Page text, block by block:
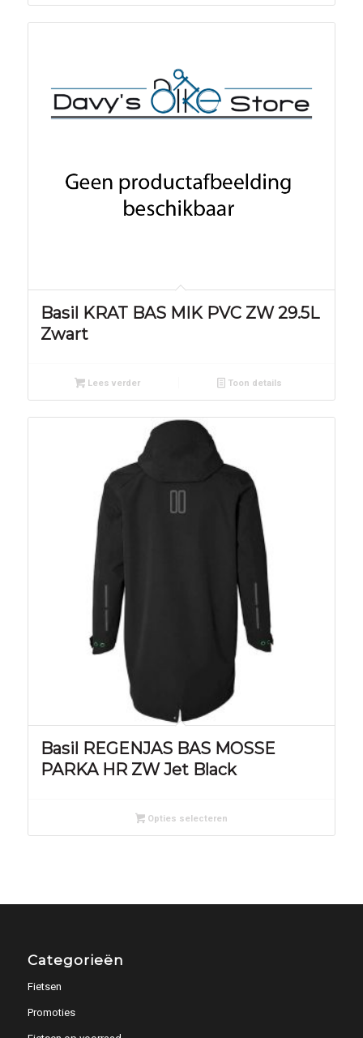
Basil KRAT BAS MIK PVC ZW 29.5L
Zwart
Lees verder Toon details
Basil REGENJAS BAS MOSSE
PARKA HR ZW Jet Black
Opties selecteren
Categorieën
Fietsen
Promoties